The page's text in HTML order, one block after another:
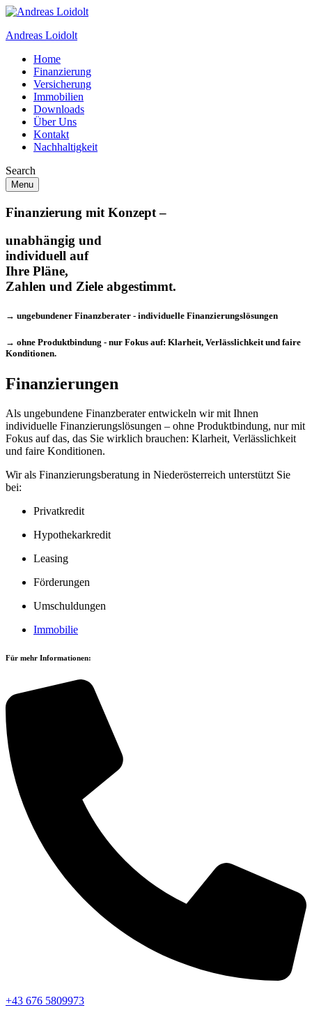
Andreas Loidolt
Home
Finanzierung
Versicherung
Immobilien
Downloads
Über Uns
Kontakt
Nachhaltigkeit
Search
Menu
Finanzierung mit Konzept –
unabhängig und
individuell auf
Ihre Pläne,
Zahlen und Ziele abgestimmt.
→ ungebundener Finanzberater - individuelle Finanzierungslösungen
→ ohne Produktbindung - nur Fokus auf: Klarheit, Verlässlichkeit und faire
Konditionen.
Finanzierungen
Als ungebundene Finanzberater entwickeln wir mit Ihnen
individuelle Finanzierungslösungen – ohne Produktbindung, nur mit
Fokus auf das, das Sie wirklich brauchen: Klarheit, Verlässlichkeit
und faire Konditionen.
Wir als Finanzierungsberatung in Niederösterreich unterstützt Sie
bei:
Privatkredit
Hypothekarkredit
Leasing
Förderungen
Umschuldungen
Immobilie
Für mehr Informationen:
+43 676 5809973